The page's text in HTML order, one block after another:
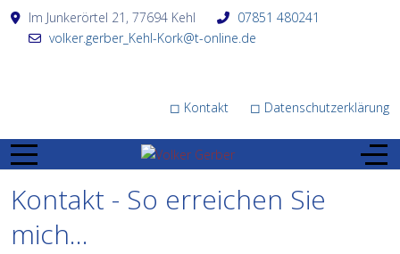
Im Junkerörtel 21, 77694 Kehl
07851 480241
volker.gerber_Kehl-Kork@t-online.de
◻ Kontakt ◻ Datenschutzerklärung
Kontakt - So erreichen Sie
mich...